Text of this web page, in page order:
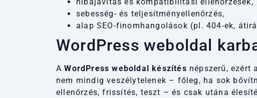
sebesség- és teljesítményellenőrzés,
alap SEO-finomhangolások (pl. 404-ek,
WordPress weboldal
AWordPress weboldal készítés népszerű, ezért a
nem mindig veszélytelenek – főleg, ha sok
ellenőrzés, frissítés, teszt – és csak utána